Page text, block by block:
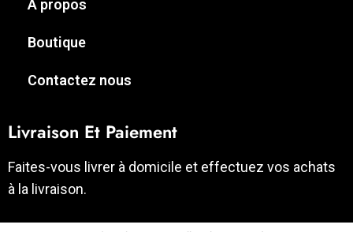
A propos
Boutique
Contactez nous
Livraison Et Paiement
Faites-vous livrer à domicile et effectuez vos achats
à la livraison.